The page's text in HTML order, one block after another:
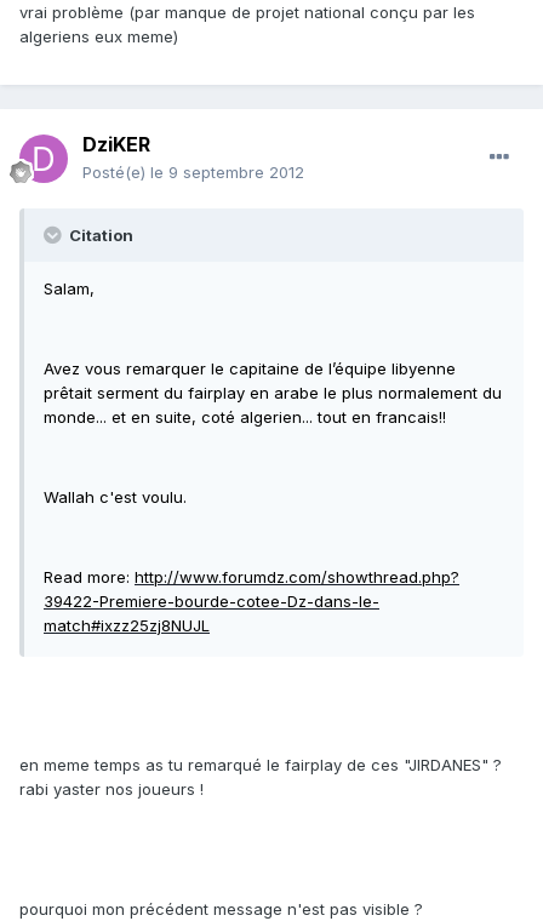
vrai problème (par manque de projet national conçu par les
algeriens eux meme)
DziKER
Posté(e) le 9 septembre 2012
Citation
Salam,
Avez vous remarquer le capitaine de l’équipe libyenne
prêtait serment du fairplay en arabe le plus normalement du
monde... et en suite, coté algerien... tout en francais!!
Wallah c'est voulu.
Read more: http://www.forumdz.com/showthread.php?
39422-Premiere-bourde-cotee-Dz-dans-le-
match#ixzz25zj8NUJL
en meme temps as tu remarqué le fairplay de ces "JIRDANES" ?
rabi yaster nos joueurs !
pourquoi mon précédent message n'est pas visible ?